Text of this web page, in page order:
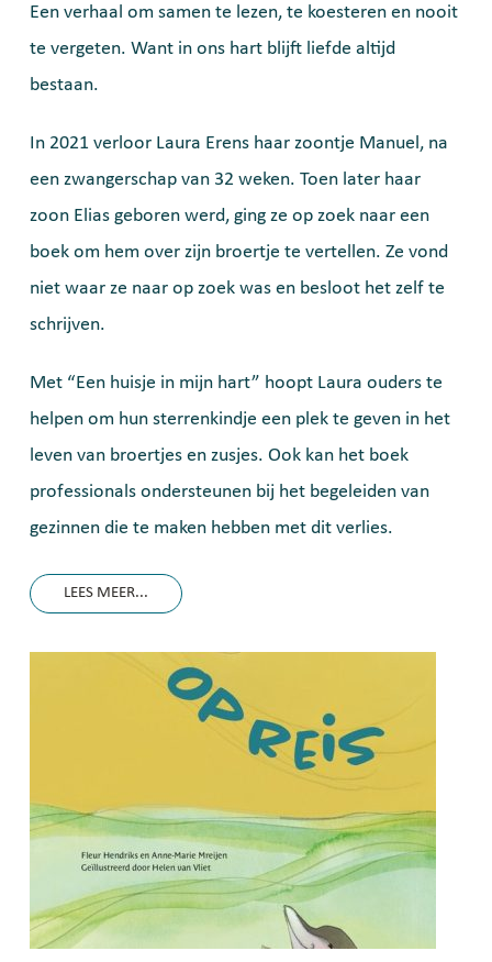
Een verhaal om samen te lezen, te koesteren en nooit
te vergeten. Want in ons hart blijft liefde altijd
bestaan.
In 2021 verloor Laura Erens haar zoontje Manuel, na
een zwangerschap van 32 weken. Toen later haar
zoon Elias geboren werd, ging ze op zoek naar een
boek om hem over zijn broertje te vertellen. Ze vond
niet waar ze naar op zoek was en besloot het zelf te
schrijven.
Met “Een huisje in mijn hart” hoopt Laura ouders te
helpen om hun sterrenkindje een plek te geven in het
leven van broertjes en zusjes. Ook kan het boek
professionals ondersteunen bij het begeleiden van
gezinnen die te maken hebben met dit verlies.
LEES MEER...